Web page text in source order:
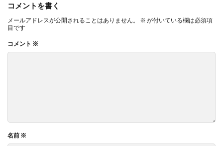
コメントを書く
メールアドレスが公開されることはありません。 ※ が付いている欄は必須項
目です
コメント ※
名前 ※